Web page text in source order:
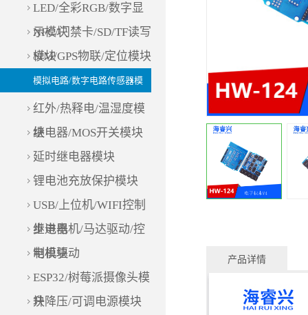
LED/全彩RGB/数字显
示模块
NFC/门禁卡/SD/TF读写
模块
SIM/GPS物联/定位模块
模拟电路/数字电路传感器模
块
红外/热释电/温湿度模
块
继电器/MOS开关模块
延时继电器模块
锂电池充放保护模块
USB/上位机/WIFI控制
继电器
步进电机/马达驱动/控
制模块
电机驱动
ESP32/树莓派摄像头模
块
升降压/可调电源模块
产品详情